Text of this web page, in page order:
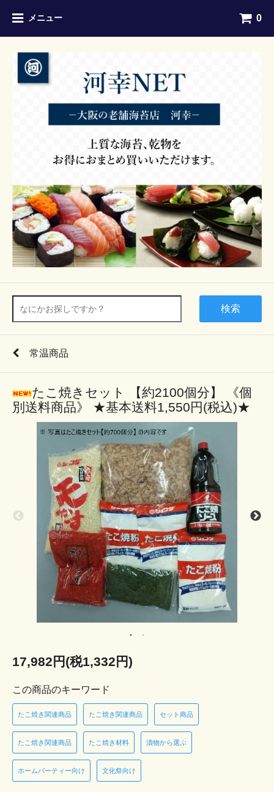
メニュー 0
検索
常温商品
たこ焼きセット 【約2100個分】 《個
別送料商品》 ★基本送料1,550円(税込)★
17,982円(税1,332円)
この商品のキーワード
たこ焼き関連商品 たこ焼き関連商品 セット商品
たこ焼き関連商品 たこ焼き材料 漬物から選ぶ
ホームパーティー向け 文化祭向け